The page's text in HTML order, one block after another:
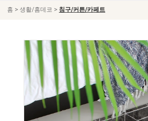
홈 > 생활/홈데코 > 침구/커튼/카페트